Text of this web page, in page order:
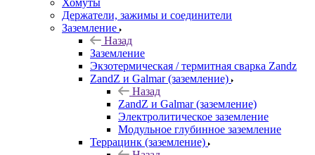
Хомуты
Держатели, зажимы и соединители
Заземление
Назад
Заземление
Экзотермическая / термитная сварка Zandz
ZandZ и Galmar (заземление)
Назад
ZandZ и Galmar (заземление)
Электролитическое заземление
Модульное глубинное заземление
Террацинк (заземление)